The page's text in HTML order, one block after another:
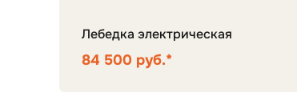
Лебедка электрическая
84 500 руб.*